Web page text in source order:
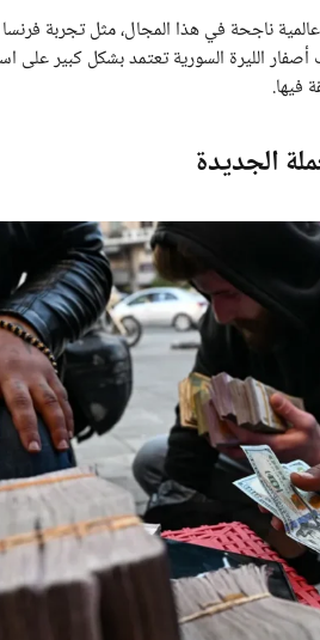
ناجحة في هذا المجال، مثل تجربة
أصفار الليرة السورية تعتمد بشكل كبير على
فيها.
الجديدة